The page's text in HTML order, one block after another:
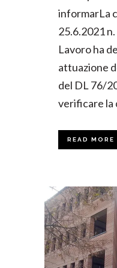
informarLa
25.6.2021
Lavoro ha
attuazione
del DL 76/
verificare la
READ MORE